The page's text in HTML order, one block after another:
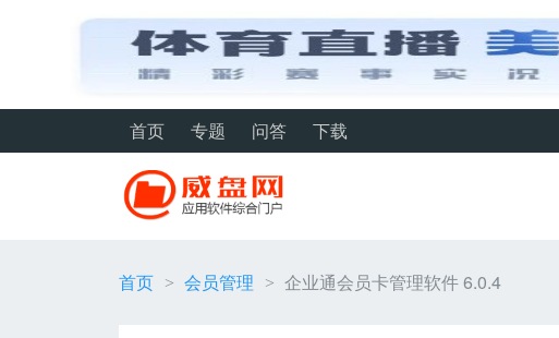
首页 专题 问答 下载
首页 > 会员管理 > 企业通会员卡管理软件 6.0.4